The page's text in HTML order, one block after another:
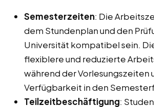
Semesterzeiten: Die
dem Stundenplan und den
Universität kompatibel sein.
flexiblere und reduzierte
während der Vorlesungszeiten
Verfügbarkeit in den
Teilzeitbeschäftigung: